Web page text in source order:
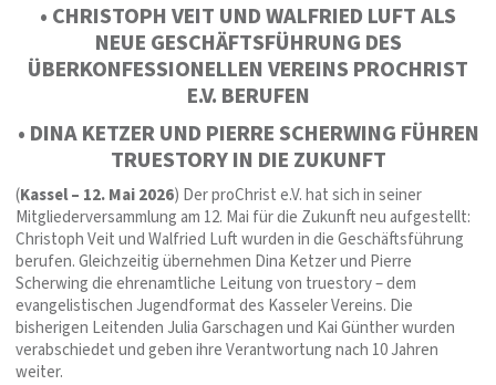
• CHRISTOPH VEIT UND WALFRIED LUFT ALS
NEUE GESCHÄFTSFÜHRUNG DES
ÜBERKONFESSIONELLEN VEREINS PROCHRIST
E.V. BERUFEN
• DINA KETZER UND PIERRE SCHERWING FÜHREN
TRUESTORY IN DIE ZUKUNFT
(Kassel – 12. Mai 2026) Der proChrist e.V. hat sich in seiner
Mitgliederversammlung am 12. Mai für die Zukunft neu aufgestellt:
Christoph Veit und Walfried Luft wurden in die Geschäftsführung
berufen. Gleichzeitig übernehmen Dina Ketzer und Pierre
Scherwing die ehrenamtliche Leitung von truestory – dem
evangelistischen Jugendformat des Kasseler Vereins. Die
bisherigen Leitenden Julia Garschagen und Kai Günther wurden
verabschiedet und geben ihre Verantwortung nach 10 Jahren
weiter.